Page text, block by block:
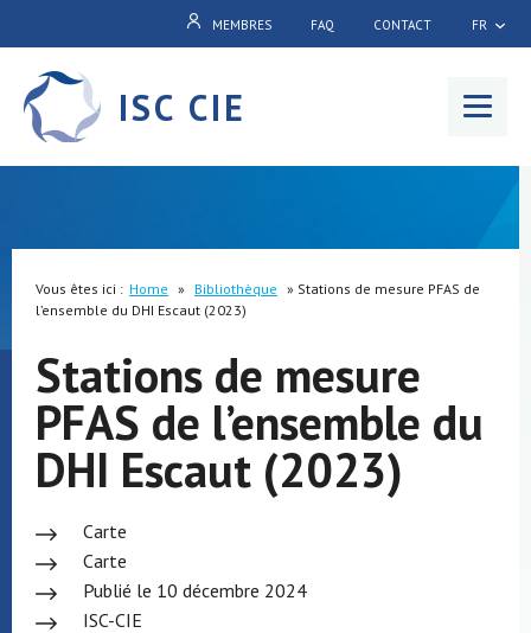
MEMBRES FAQ CONTACT FR
ISC CIE
Vous êtes ici : Home » Bibliothèque » Stations de mesure PFAS de
l’ensemble du DHI Escaut (2023)
Stations de mesure
PFAS de l’ensemble du
DHI Escaut (2023)
Carte
Carte
Publié le 10 décembre 2024
ISC-CIE